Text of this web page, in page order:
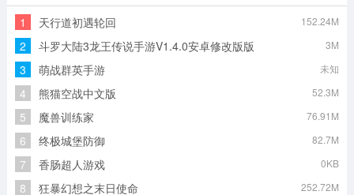
1 天行道初遇轮回 152.24M
2 斗罗大陆3龙王传说手游V1.4.0安卓修改版版 3M
3 萌战群英手游 未知
4 熊猫空战中文版 52.3M
5 魔兽训练家 76.91M
6 终极城堡防御 82.7M
7 香肠超人游戏 0KB
8 狂暴幻想之末日使命 252.72M